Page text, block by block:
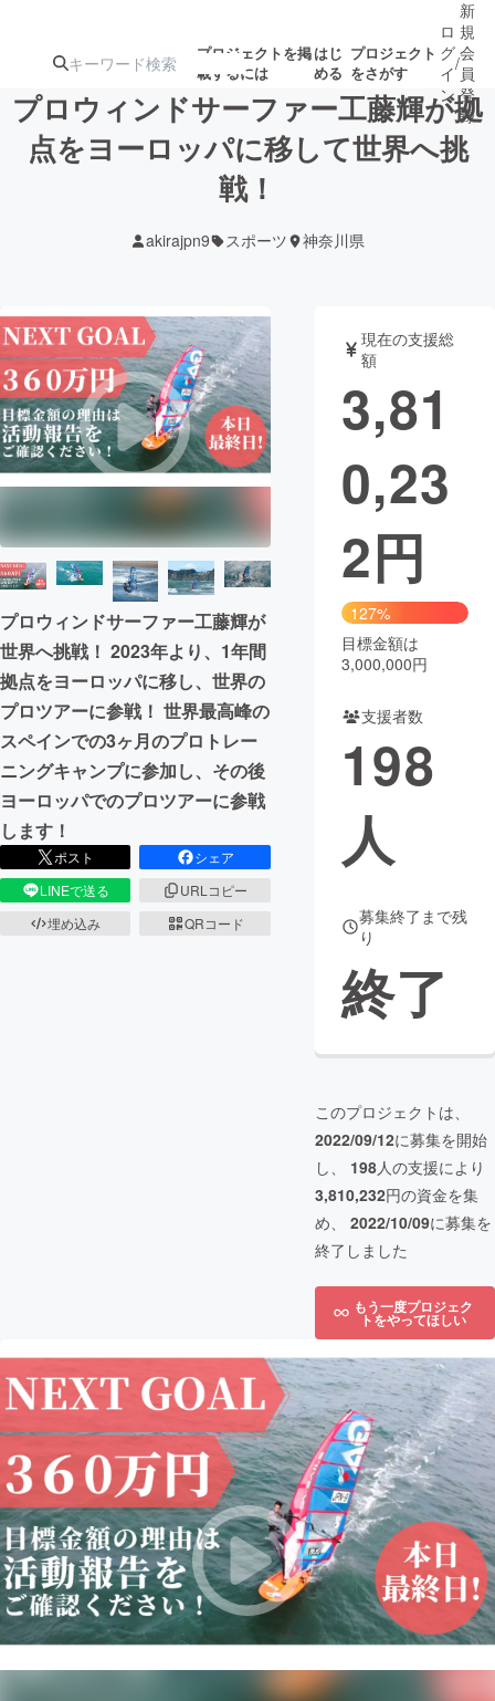
プロジェクトを掲
載するには
はじ
める
プロジェクト
をさがす
注目の新着プロ
テクノロジー・ガジェット
映像・映画 書籍・雑誌
ビジネス・起業 チャレンジ
まちづくり・地域活性化
CAMPFIRE for Social Good
CAMPFIRE Creation
CAMPFIREふるさと納税machi-ya コミュニティ
ロ
グ
イ
ン
/
新
規
会
員
登
録
プロウィンドサーファー工藤輝が拠
点をヨーロッパに移して世界へ挑
戦！
akirajpn9 スポーツ 神奈川県
プロウィンドサーファー工藤輝が
世界へ挑戦！ 2023年より、1年間
拠点をヨーロッパに移し、世界の
プロツアーに参戦！ 世界最高峰の
スペインでの3ヶ月のプロトレー
ニングキャンプに参加し、その後
ヨーロッパでのプロツアーに参戦
します！
ポスト
シェア
LINEで送る
URLコピー
埋め込み
QRコード
現在の支援総
額
3,81
0,23
2円
127%
目標金額は
3,000,000円
支援者数
198
人
募集終了まで残
り
終了
このプロジェクトは、
2022/09/12に募集を開始
し、 198人の支援により
3,810,232円の資金を集
め、 2022/10/09に募集を
終了しました
もう一度プロジェク
トをやってほしい